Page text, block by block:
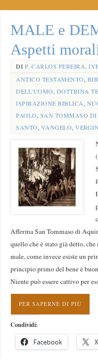
MALE e
Aspetti
DI P. CARLOS PEREIRA,
ANTICO TESTAMENTO,
DELL'UOMO, DOTTRINA
ISPIRAZIONE BIBLICA,
PAOLO, SAN TOMMASO
SANTO, VANGELO,
Afferma San Tommaso di
quello che è stato già detto,
male, come invece esiste un
principio primo del bene è
Niente può essere cattivo per
PER SAPERNE DI PIÙ
Condividi:
Facebook X